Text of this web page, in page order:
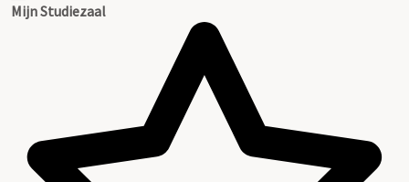
Mijn Studiezaal